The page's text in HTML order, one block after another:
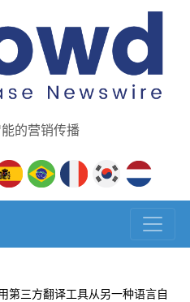
的营销传播
第三方翻译工具从另一种语言自